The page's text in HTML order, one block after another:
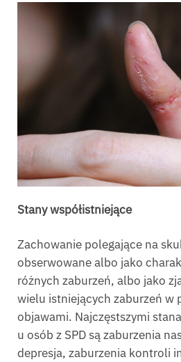
Stany współistniejące
Zachowanie polegające na
obserwowane albo jako
różnych zaburzeń, albo jako
wielu istniejących zaburzeń w
objawami. Najczęstszymi
u osób z SPD są zaburzenia
depresja, zaburzenia kontroli